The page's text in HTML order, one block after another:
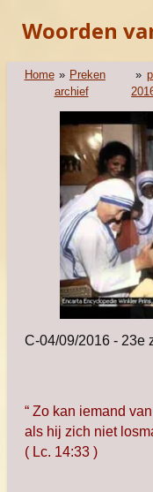
direct
hoofdinhoud
Woorden
Home » Preken
archief
»
C-04/09/2016 - 23e
“ Zo kan iemand
als hij zich niet
( Lc. 14:33 )